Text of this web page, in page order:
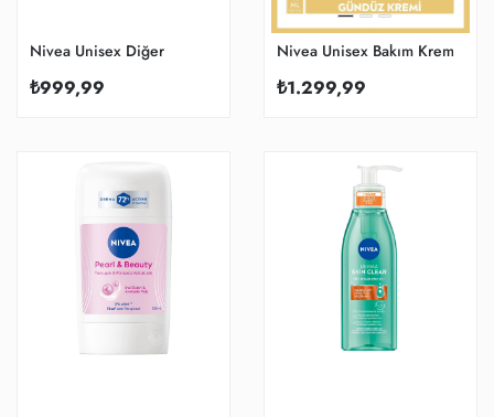
Nivea Unisex Diğer
₺999,99
Nivea Unisex Bakım Kremi
₺1.299,99